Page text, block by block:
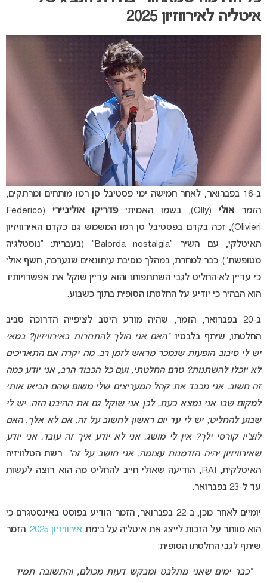
איטליה לאירווזיון 2025
ב-16 בפברואר, לאחר חמישה ימי פסטיבל סן רמו מותחים ומרתקים,
הזמר
אולי(Olly), בשמו האמיתי פדריקו אוליביירי
(Federico
Olivieri), זכה בקדם בפסטיבל סן רמו המשמש גם כקדם האירוויזיון
האיטלקי, עם השיר “Balorda nostalgia” (בעברית: “נוסטלגיה
מטופשת”). כבר למחרת, במהלך מסיבת עיתונאים שנערכה, חשף אולי
כי עדיין לא החליט לגבי השתתפותו והוא עדיין שוקל את אפשרויותיו.
הוא הבהיר כי יודיע על החלטתו הסופית בתוך כשבוע.
ב-20 בפברואר, הזמר, שהיה מודע היטב לציפייה הדרוכה סביב
החלטתו, שיתף בלבטיו: “האם אני הולך להתחרות באירוויזיון? במאי
יש לי סיבוב הופעות שנמכר מראש לזמן רב. מה יקרה אם התאריכים
לא יוכלו להשתנות? טרם החלטתי, ועם כל הכבוד הרב, אני יודע כמה
זה חשוב. אני מכבד את קהל המעריצים שלי משום שהם הביאו אותי
למקום שבו אני נמצא כעת, לכן אני שוקל גם את ההיבט הזה. יש לי
שבוע להחליט; יש לי עד יום ראשון לחשוב על זה. אם לא אלך, האם
לוצ’יו קורסי ילך? אין לי מושג. אני לא יודע איך זה עובד. אני יודע
שאירוויזיון יהיה הזדמנות עצומה. אני חושב על זה”. רשת הטלוויזיה
האיטלקית, RAI, הודיעה שאולי חייב להחליט מה הוא רוצה לעשות
עד ל-23 בפברואר.
יומיים לאחר מכן, ב-22 בפברואר, הזמר הודיע בפוסט באינסטגרם כי
הוא מוותר על הזכות לייצג את איטליה על בימת אירוויזיון 2025
. הזמר
שיתף לגבי החלטתו הסופית:
“כבר ימים שאני מתלבט ומבקש דעות מכולם, והתשובה תמיד